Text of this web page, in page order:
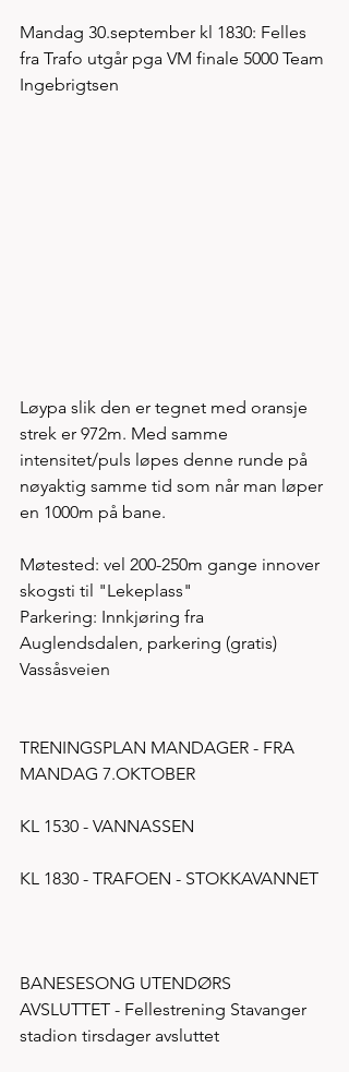
Mandag 30.september kl 1830: Felles
fra Trafo utgår pga VM finale 5000 Team
Ingebrigtsen
Løypa slik den er tegnet med oransje
strek er 972m. Med samme
intensitet/puls løpes denne runde på
nøyaktig samme tid som når man løper
en 1000m på bane.
Møtested: vel 200-250m gange innover
skogsti til "Lekeplass"
Parkering: Innkjøring fra
Auglendsdalen, parkering (gratis)
Vassåsveien
TRENINGSPLAN MANDAGER - FRA
MANDAG 7.OKTOBER
KL 1530 - VANNASSEN
KL 1830 - TRAFOEN - STOKKAVANNET
BANESESONG UTENDØRS
AVSLUTTET - Fellestrening Stavanger
stadion tirsdager avsluttet